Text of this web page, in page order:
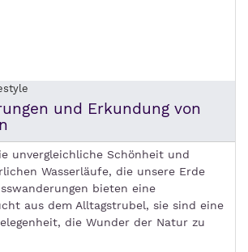
und Erkundung von
unvergleichliche Schönheit und
Wasserläufe, die unsere Erde
bieten eine
aus dem Alltagstrubel, sie sind eine
die Wunder der Natur zu